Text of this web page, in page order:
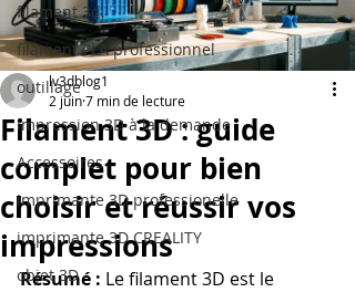
filament 3d,
filament PLA professionnel
outillage
impression 3D à la demande
Accessoires
imprimante 3D professionelle
imprimante 3D CREALITY
objet 3D
Filament 3D : guide
complet pour bien
choisir et réussir vos
impressions
lv3dblog1
2 juin7 min de lecture
Résumé : Le filament 3D est le